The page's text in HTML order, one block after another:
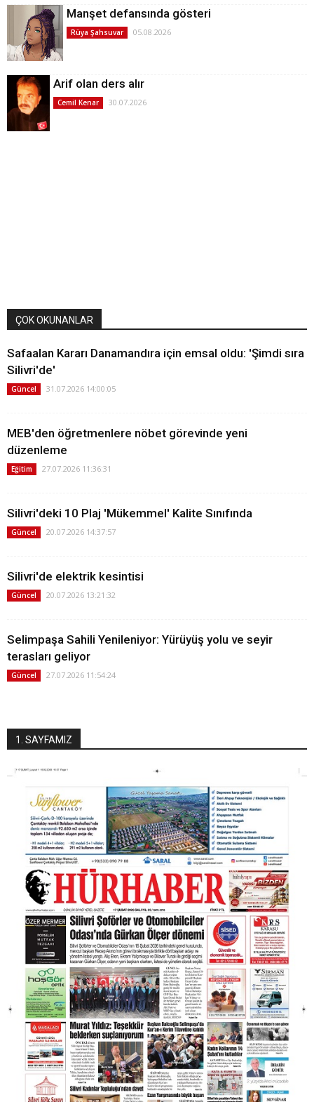
Manşet defansında gösteri
Rüya Şahsuvar 05.08.2026
Arif olan ders alır
Cemil Kenar 30.07.2026
ÇOK OKUNANLAR
Safaalan Kararı Danamandıra için emsal oldu: 'Şimdi sıra
Silivri'de'
Güncel 31.07.2026 14:00:05
MEB'den öğretmenlere nöbet görevinde yeni
düzenleme
Eğitim 27.07.2026 11:36:31
Silivri'deki 10 Plaj 'Mükemmel' Kalite Sınıfında
Güncel 20.07.2026 14:37:57
Silivri'de elektrik kesintisi
Güncel 20.07.2026 13:21:32
Selimpaşa Sahili Yenileniyor: Yürüyüş yolu ve seyir
terasları geliyor
Güncel 27.07.2026 11:54:24
1. SAYFAMIZ